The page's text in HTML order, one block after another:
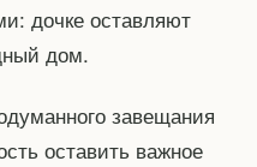
дочке оставляют
дом.
завещания
оставить важное